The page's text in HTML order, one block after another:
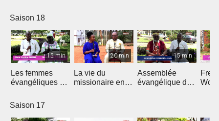
Francophone
Saison 18
15 min
Les femmes
évangéliques du
20 min
La vie du
missionaire en
15 min
Assemblée
évangélique de
Free
Saison 17